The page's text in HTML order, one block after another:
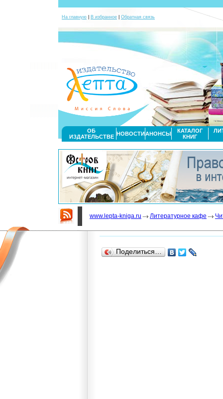
На главную В избранное Обратная связь
ОБ
ИЗДАТЕЛЬСТВЕ НОВОСТИАНОНСЫ
КАТАЛОГ
КНИГ
www.lepta-kniga.ru Литературное кафе
Поделиться…